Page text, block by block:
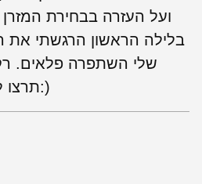
ועל העזרה בבחירת
בלילה הראשון הרגשתי את
שלי השתפרה פלאים.
תרצו לצאת ממנה בבוקר:)